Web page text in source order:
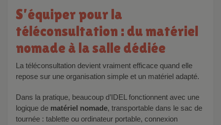
S’équiper pour la
téléconsultation : du matériel
nomade à la salle dédiée
La téléconsultation devient vraiment efficace quand elle
repose sur une organisation simple et un matériel adapté.
Dans la pratique, beaucoup d’IDEL fonctionnent avec une
logique de matériel nomade, transportable dans le sac de
tournée : tablette ou ordinateur portable, connexion